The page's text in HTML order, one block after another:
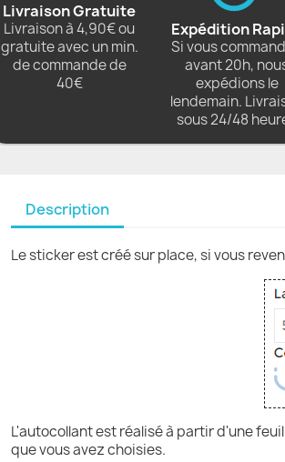
Livraison Gratuite
Livraison à 4,90€ ou
gratuite avec un min.
de commande de
40€
Expédition
Si vous
avant 20h,
expédions le
lendemain.
sous 24/48
Description
Le sticker est créé sur place, si vous
L'autocollant est réalisé à partir d'une
que vous avez choisies.